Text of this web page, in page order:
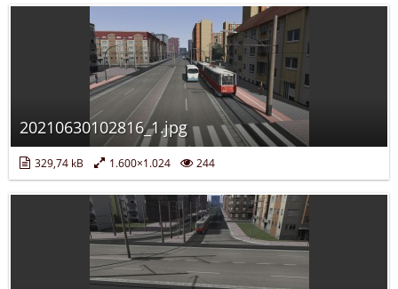
20210630102816_1.jpg
329,74 kB 1.600×1.024 244